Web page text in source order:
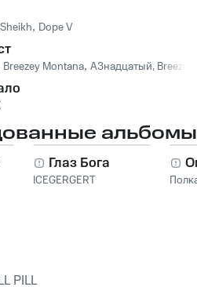
, Dope V
Breezey Montana, А3надцатый, Breezey
альбомы
Глаз Бога
ICEGERGERT
PILL